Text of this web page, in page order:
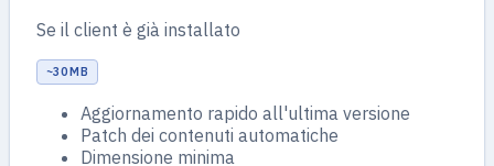
Se il client è già installato
~30 MB
Aggiornamento rapido all'ultima versione
Patch dei contenuti automatiche
Dimensione minima